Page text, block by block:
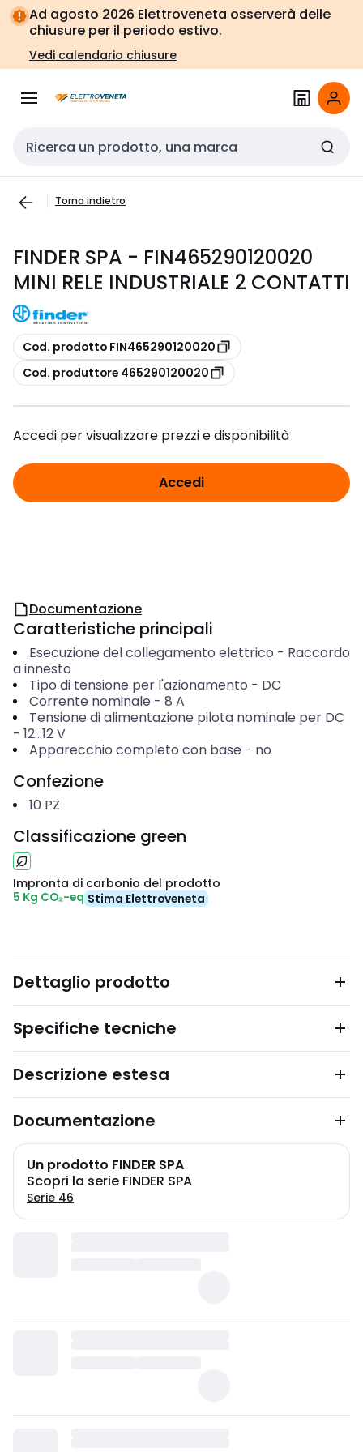
Vai alla
navigazione
Vai
alla
pagina
Ad agosto 2026 Elettroveneta osserverà delle
chiusure per il periodo estivo.
Vedi calendario chiusure
Cerca input
Torna indietro
FINDER SPA - FIN465290120020
MINI RELE INDUSTRIALE 2 CONTATTI
copia
Cod. prodotto FIN465290120020
copia
Cod. produttore 465290120020
Accedi per visualizzare prezzi e disponibilità
Accedi
Documentazione
Caratteristiche principali
Esecuzione del collegamento elettrico - Raccordo
a innesto
Tipo di tensione per l'azionamento - DC
Corrente nominale - 8 A
Tensione di alimentazione pilota nominale per DC
- 12...12V
Apparecchio completo con base - no
Confezione
10 PZ
Classificazione green
Impronta di carbonio del prodotto
5 Kg CO₂-eq Stima Elettroveneta
Dettaglio prodotto
Specifiche tecniche
Descrizione estesa
Documentazione
Un prodotto FINDER SPA
Scopri la serie FINDER SPA
Serie 46